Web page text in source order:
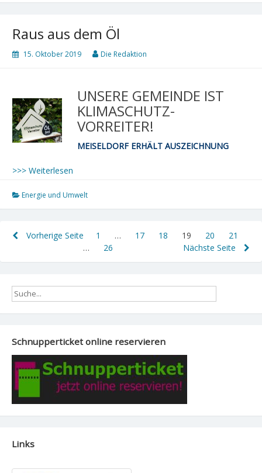
Raus aus dem Öl
15. Oktober 2019 Die Redaktion
UNSERE GEMEINDE IST
KLIMASCHUTZ-
VORREITER!
MEISELDORF ERHÄLT AUSZEICHNUNG
>>> Weiterlesen
Energie und Umwelt
Seitennummerierung
der
Vorherige Seite Page
1 … Page
17 Page
18 Page
19 Page
20 Page
21
…
Page
26 Nächste Seite
Schnupperticket online reservieren
Links